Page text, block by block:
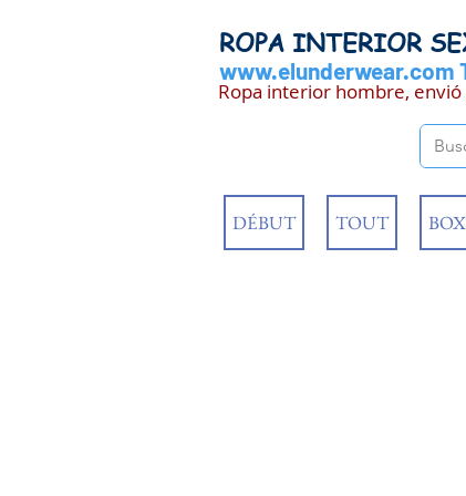
ROPA INTERIOR
www.elunderwear.com
Ropa interior hombre,
DÉBUT TOUT